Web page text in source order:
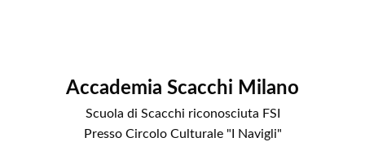
Accademia Scacchi Milano
Scuola di Scacchi riconosciuta FSI
Presso Circolo Culturale "I Navigli"